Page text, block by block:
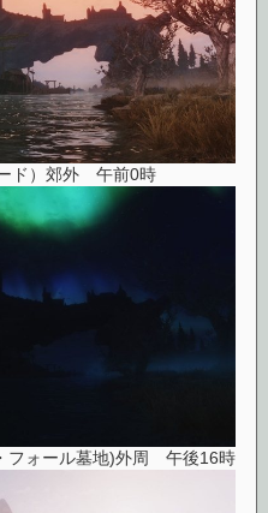
ド）郊外 午前0時
フォール墓地)外周 午後16時